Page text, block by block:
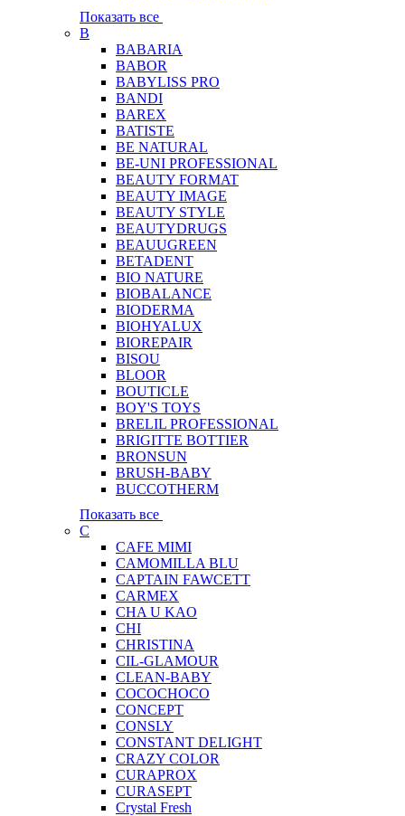
Показать все
B
BABARIA
BABOR
BABYLISS PRO
BANDI
BAREX
BATISTE
BE NATURAL
BE-UNI PROFESSIONAL
BEAUTY FORMAT
BEAUTY IMAGE
BEAUTY STYLE
BEAUTYDRUGS
BEAUUGREEN
BETADENT
BIO NATURE
BIOBALANCE
BIODERMA
BIOHYALUX
BIOREPAIR
BISOU
BLOOR
BOUTICLE
BOY'S TOYS
BRELIL PROFESSIONAL
BRIGITTE BOTTIER
BRONSUN
BRUSH-BABY
BUCCOTHERM
Показать все
C
CAFE MIMI
CAMOMILLA BLU
CAPTAIN FAWCETT
CARMEX
CHA U KAO
CHI
CHRISTINA
CIL-GLAMOUR
CLEAN-BABY
COCOCHOCO
CONCEPT
CONSLY
CONSTANT DELIGHT
CRAZY COLOR
CURAPROX
CURASEPT
Crystal Fresh